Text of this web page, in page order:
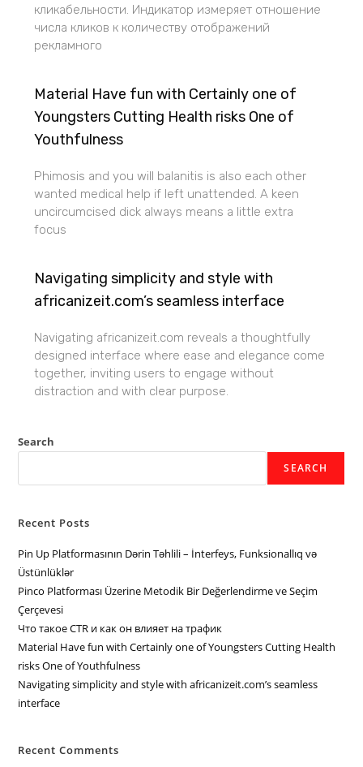
кликабельности. Индикатор измеряет отношение
числа кликов к количеству отображений
рекламного
Material Have fun with Certainly one of
Youngsters Cutting Health risks One of
Youthfulness
Phimosis and you will balanitis is also each other
wanted medical help if left unattended. A keen
uncircumcised dick always means a little extra
focus
Navigating simplicity and style with
africanizeit.com’s seamless interface
Navigating africanizeit.com reveals a thoughtfully
designed interface where ease and elegance come
together, inviting users to engage without
distraction and with clear purpose.
Search
SEARCH
Recent Posts
Pin Up Platformasının Dərin Təhlili – İnterfeys, Funksionallıq və
Üstünlüklər
Pinco Platforması Üzerine Metodik Bir Değerlendirme ve Seçim
Çerçevesi
Что такое CTR и как он влияет на трафик
Material Have fun with Certainly one of Youngsters Cutting Health
risks One of Youthfulness
Navigating simplicity and style with africanizeit.com’s seamless
interface
Recent Comments